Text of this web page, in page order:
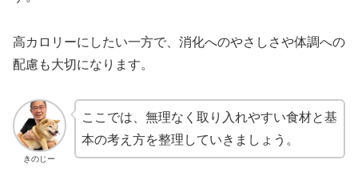
高カロリーにしたい一方で、消化へのやさしさや体調への
配慮も大切になります。
きのじー
ここでは、無理なく取り入れやすい食材と基
本の考え方を整理していきましょう。